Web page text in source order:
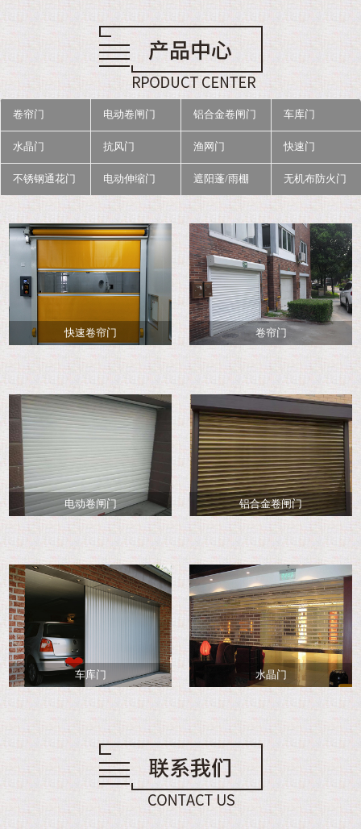
卷帘门 电动卷闸门 铝合金卷闸门 车库门
水晶门 抗风门 渔网门 快速门
不锈钢通花门 电动伸缩门 遮阳蓬/雨棚 无机布防火门
快速卷帘门 卷帘门
电动卷闸门 铝合金卷闸门
车库门 水晶门